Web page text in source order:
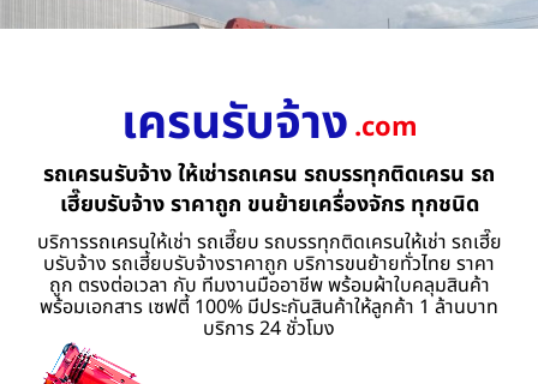
เครนรับจ้าง .com
รถเครนรับจ้าง ให้เช่ารถเครน รถบรรทุกติดเครน รถ
เฮี๊ยบรับจ้าง ราคาถูก ขนย้ายเครื่องจักร ทุกชนิด
บริการรถเครนให้เช่า รถเฮี๊ยบ รถบรรทุกติดเครนให้เช่า รถเฮี๊ย
บรับจ้าง รถเฮี้ยบรับจ้างราคาถูก บริการขนย้ายทั่วไทย ราคา
ถูก ตรงต่อเวลา กับ ทีมงานมืออาชีพ พร้อมผ้าใบคลุมสินค้า
พร้อมเอกสาร เซฟตี้ 100% มีประกันสินค้าให้ลูกค้า 1 ล้านบาท
บริการ 24 ชั่วโมง